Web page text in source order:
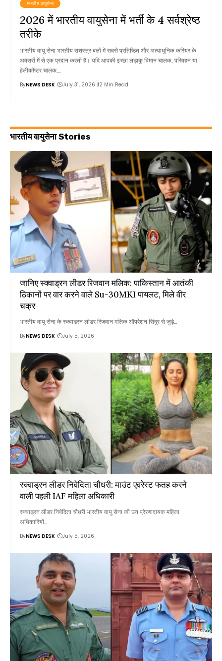
भारतीय वायुसेना
2026 में भारतीय वायुसेना में भर्ती के 4 सर्वश्रेष्ठ
तरीके
भारतीय वायु सेना भारतीय सशस्त्र बलों में सबसे प्रतिष्ठित और अत्याधुनिक करियर के
अवसरों में से एक प्रदान करती है। यदि आपकी इच्छा लड़ाकू विमान चालक, परिवहन या
हेलीकॉप्टर चालक,…
ByNEWS DESK July 31, 2026 12 Min Read
भारतीय वायुसेना Stories
जानिए स्क्वाड्रन लीडर रिजवान मलिक: पाकिस्तान में आतंकी
ठिकानों पर वार करने वाले Su-30MKI पायलट, मिले वीर
चक्र
भारतीय वायु सेना के स्क्वाड्रन लीडर रिजवान मलिक ऑपरेशन सिंदूर से जुड़े…
ByNEWS DESK July 5, 2026
स्क्वाड्रन लीडर निवेदिता चौधरी: माउंट एवरेस्ट फतह करने
वाली पहली IAF महिला अधिकारी
स्क्वाड्रन लीडर निवेदिता चौधरी भारतीय वायु सेना की उन प्रेरणादायक महिला
अधिकारियों…
ByNEWS DESK July 5, 2026